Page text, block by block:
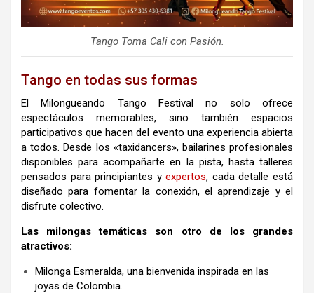
Tango Toma Cali con Pasión.
Tango en todas sus formas
El Milongueando Tango Festival no solo ofrece
espectáculos memorables, sino también espacios
participativos que hacen del evento una experiencia abierta
a todos. Desde los «taxidancers», bailarines profesionales
disponibles para acompañarte en la pista, hasta talleres
pensados para principiantes yexpertos, cada detalle está
diseñado para fomentar la conexión, el aprendizaje y el
disfrute colectivo.
Las milongas temáticas son otro de los grandes
atractivos:
Milonga Esmeralda, una bienvenida inspirada en las
joyas de Colombia.